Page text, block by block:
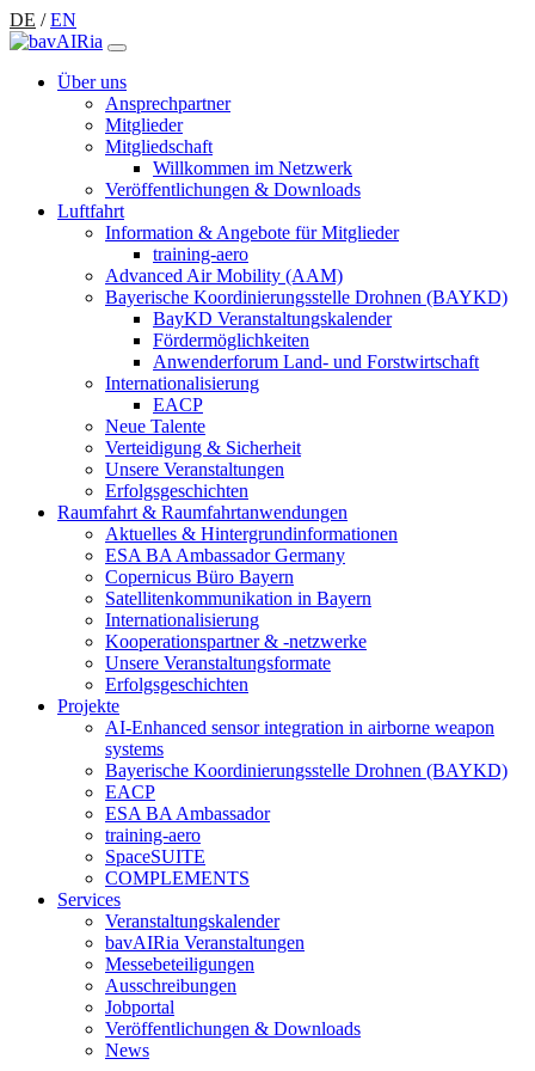
DE /EN
Über uns
Ansprechpartner
Mitglieder
Mitgliedschaft
Willkommen im Netzwerk
Veröffentlichungen & Downloads
Luftfahrt
Information & Angebote für Mitglieder
training-aero
Advanced Air Mobility (AAM)
Bayerische Koordinierungsstelle Drohnen (BAYKD)
BayKD Veranstaltungskalender
Fördermöglichkeiten
Anwenderforum Land- und Forstwirtschaft
Internationalisierung
EACP
Neue Talente
Verteidigung & Sicherheit
Unsere Veranstaltungen
Erfolgsgeschichten
Raumfahrt & Raumfahrtanwendungen
Aktuelles & Hintergrundinformationen
ESA BA Ambassador Germany
Copernicus Büro Bayern
Satellitenkommunikation in Bayern
Internationalisierung
Kooperationspartner & -netzwerke
Unsere Veranstaltungsformate
Erfolgsgeschichten
Projekte
AI-Enhanced sensor integration in airborne weapon
systems
Bayerische Koordinierungsstelle Drohnen (BAYKD)
EACP
ESA BA Ambassador
training-aero
SpaceSUITE
COMPLEMENTS
Services
Veranstaltungskalender
bavAIRia Veranstaltungen
Messebeteiligungen
Ausschreibungen
Jobportal
Veröffentlichungen & Downloads
News